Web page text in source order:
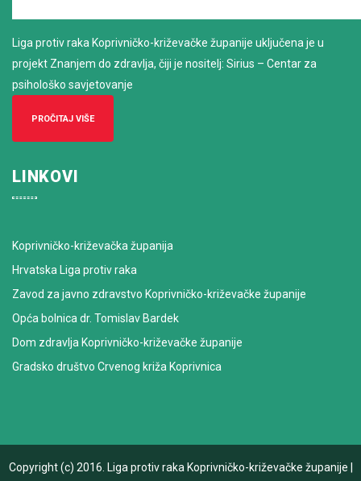
Liga protiv raka Koprivničko-križevačke županije uključena je u
projekt Znanjem do zdravlja, čiji je nositelj: Sirius – Centar za
psihološko savjetovanje
PROČITAJ VIŠE
LINKOVI
Koprivničko-križevačka županija
Hrvatska Liga protiv raka
Zavod za javno zdravstvo Koprivničko-križevačke županije
Opća bolnica dr. Tomislav Bardek
Dom zdravlja Koprivničko-križevačke županije
Gradsko društvo Crvenog križa Koprivnica
Copyright (c) 2016. Liga protiv raka Koprivničko-križevačke županije